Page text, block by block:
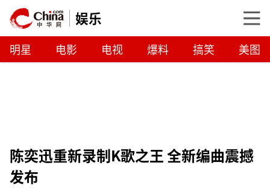
娱乐
明星 电影 电视 爆料 搞笑 美图
陈奕迅重新录制K歌之王 全新编曲震撼
发布